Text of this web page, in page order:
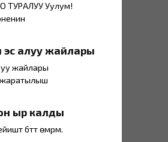
ТУРАЛУУ Уулум!
алуу жайлары
жайлары
жаратылыш
ыр калды
бүттү өмүрүм.